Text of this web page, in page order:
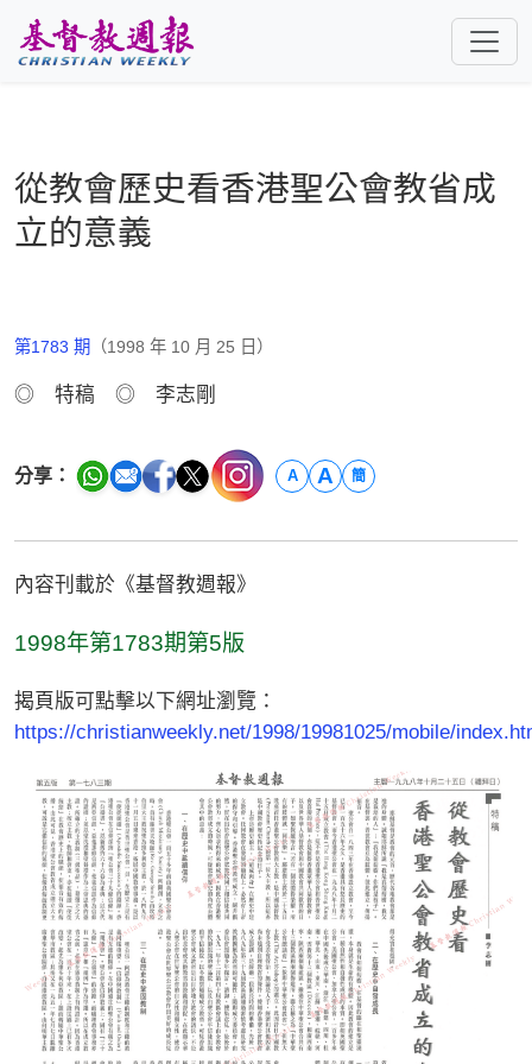
從教會歷史看香港聖公會教省成
立的意義
第1783 期 （1998 年 10 月 25 日）
◎ 特稿 ◎ 李志剛
分享： A A 簡
內容刊載於《基督教週報》
1998年第1783期第5版
揭頁版可點擊以下網址瀏覽：
https://christianweekly.net/1998/19981025/mobile/